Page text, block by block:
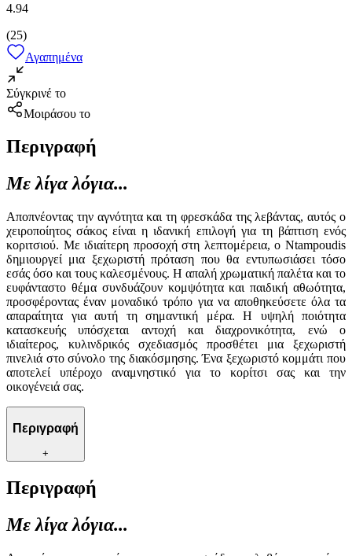
4.94
(25)
Αγαπημένα
Σύγκρινέ το
Μοιράσου το
Περιγραφή
Με λίγα λόγια...
Αποπνέοντας την αγνότητα και τη φρεσκάδα της λεβάντας, αυτός ο
χειροποίητος σάκος είναι η ιδανική επιλογή για τη βάπτιση ενός
κοριτσιού. Με ιδιαίτερη προσοχή στη λεπτομέρεια, ο Ntampoudis
δημιουργεί μια ξεχωριστή πρόταση που θα εντυπωσιάσει τόσο
εσάς όσο και τους καλεσμένους. Η απαλή χρωματική παλέτα και το
ευφάνταστο θέμα συνδυάζουν κομψότητα και παιδική αθωότητα,
προσφέροντας έναν μοναδικό τρόπο για να αποθηκεύσετε όλα τα
απαραίτητα για αυτή τη σημαντική μέρα. Η υψηλή ποιότητα
κατασκευής υπόσχεται αντοχή και διαχρονικότητα, ενώ ο
ιδιαίτερος, κυλινδρικός σχεδιασμός προσθέτει μια ξεχωριστή
πινελιά στο σύνολο της διακόσμησης. Ένα ξεχωριστό κομμάτι που
αποτελεί υπέροχο αναμνηστικό για το κορίτσι σας και την
οικογένειά σας.
Περιγραφή
+
Περιγραφή
Με λίγα λόγια...